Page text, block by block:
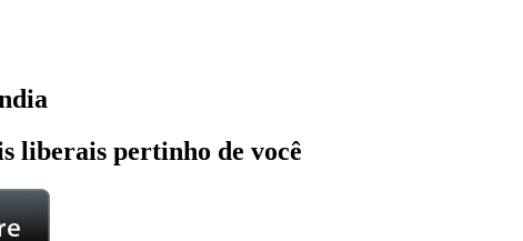
liberais pertinho de você